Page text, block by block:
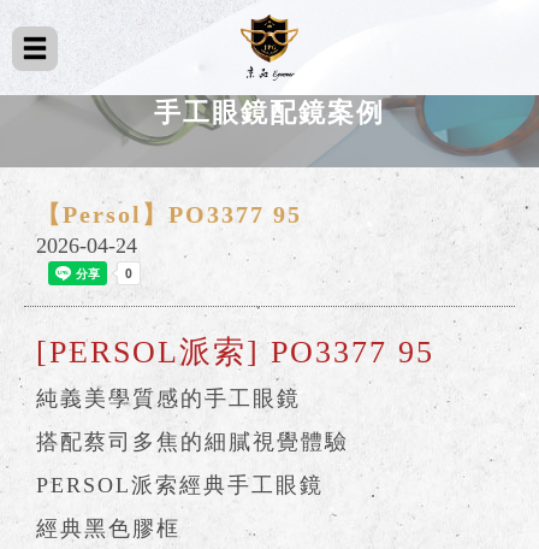
手工眼鏡配鏡案例
【Persol】PO3377 95
2026-04-24
[PERSOL派索] PO3377 95
純義美學質感的手工眼鏡
搭配蔡司多焦的細膩視覺體驗
PERSOL派索經典手工眼鏡
經典黑色膠框